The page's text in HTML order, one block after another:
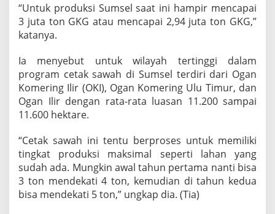
“Untuk produksi Sumsel saat ini hampir mencapai
3 juta ton GKG atau mencapai 2,94 juta ton GKG,”
katanya.
Ia menyebut untuk wilayah tertinggi dalam
program cetak sawah di Sumsel terdiri dari Ogan
Komering Ilir (OKI), Ogan Komering Ulu Timur, dan
Ogan Ilir dengan rata-rata luasan 11.200 sampai
11.600 hektare.
“Cetak sawah ini tentu berproses untuk memiliki
tingkat produksi maksimal seperti lahan yang
sudah ada. Mungkin awal tahun pertama nanti bisa
3 ton mendekati 4 ton, kemudian di tahun kedua
bisa mendekati 5 ton,” ungkap dia. (Tia)